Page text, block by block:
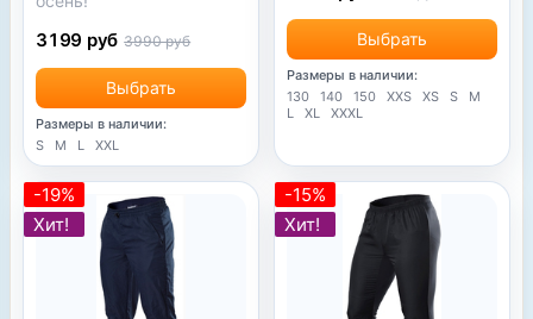
Выбрать
3199 руб 3990 руб
Размеры в наличии:
S
M L XXL
Выбрать
Размеры в наличии:
130
140 150 XXS XS S
M
L
XL XXXL
-19%
Хит!
-15%
Хит!